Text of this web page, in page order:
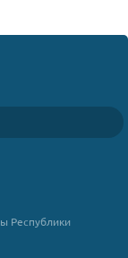
Республики